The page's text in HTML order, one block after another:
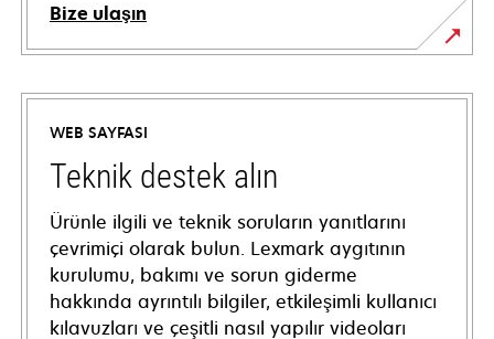
Bize ulaşın
WEB SAYFASI
Teknik destek alın
Ürünle ilgili ve teknik soruların yanıtlarını
çevrimiçi olarak bulun. Lexmark aygıtının
kurulumu, bakımı ve sorun giderme
hakkında ayrıntılı bilgiler, etkileşimli kullanıcı
kılavuzları ve çeşitli nasıl yapılır videoları